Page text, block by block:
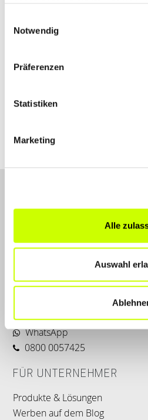
Notwendig
Präferenzen
Statistiken
Marketing
Alle
Auswahl
Beauty & Wellness
ohne weit reisen zu müssen: Hier
Mehr erfahren
LET'S CONNECT
Kontakt
WhatsApp
0800 0057425
FÜR UNTERNEHMER
Produkte & Lösungen
Werben auf dem Blog